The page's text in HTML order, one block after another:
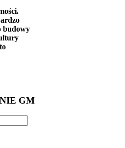
budowy
GM